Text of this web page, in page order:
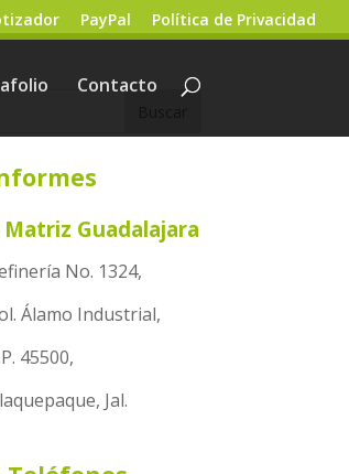
PayPal Política de Privacidad
Contacto
Matriz Guadalajara
No. 1324,
Álamo Industrial,
45500,
Jal.